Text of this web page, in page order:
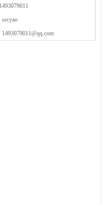
1493079011
secyao
1493079011@qq.com